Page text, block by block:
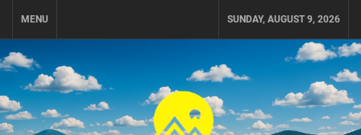
MENU SUNDAY, AUGUST 9, 2026